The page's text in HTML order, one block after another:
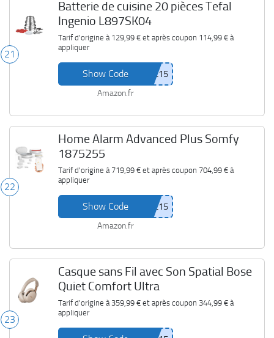
21
Batterie de cuisine 20 pièces Tefal
Ingenio L897SK04
Tarif d'origine à 129,99 €et après coupon 114,99 €à
appliquer
Show Code
Amazon.fr
22
Home Alarm Advanced Plus Somfy
1875255
Tarif d'origine à 719,99 €et après coupon 704,99 €à
appliquer
Show Code
Amazon.fr
23
Casque sans Fil avec Son Spatial Bose
Quiet Comfort Ultra
Tarif d'origine à 359,99 €et après coupon 344,99 €à
appliquer